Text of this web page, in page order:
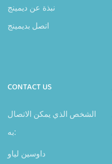
نبذة عن ديمينج
اتصل بديمينج
CONTACT US
الشخص الذي يمكن الاتصال
به:
داوسين لياو